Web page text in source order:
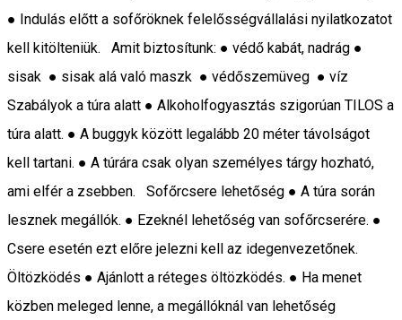
● Indulás előtt a sofőröknek felelősségvállalási nyilatkozatot
kell kitölteniük. Amit biztosítunk: ● védő kabát, nadrág ●
sisak ● sisak alá való maszk ● védőszemüveg ● víz
Szabályok a túra alatt ● Alkoholfogyasztás szigorúan TILOS a
túra alatt. ● A buggyk között legalább 20 méter távolságot
kell tartani. ● A túrára csak olyan személyes tárgy hozható,
ami elfér a zsebben. Sofőrcsere lehetőség ● A túra során
lesznek megállók. ● Ezeknél lehetőség van sofőrcserére. ●
Csere esetén ezt előre jelezni kell az idegenvezetőnek.
Öltözködés ● Ajánlott a réteges öltözködés. ● Ha menet
közben meleged lenne, a megállóknál van lehetőség